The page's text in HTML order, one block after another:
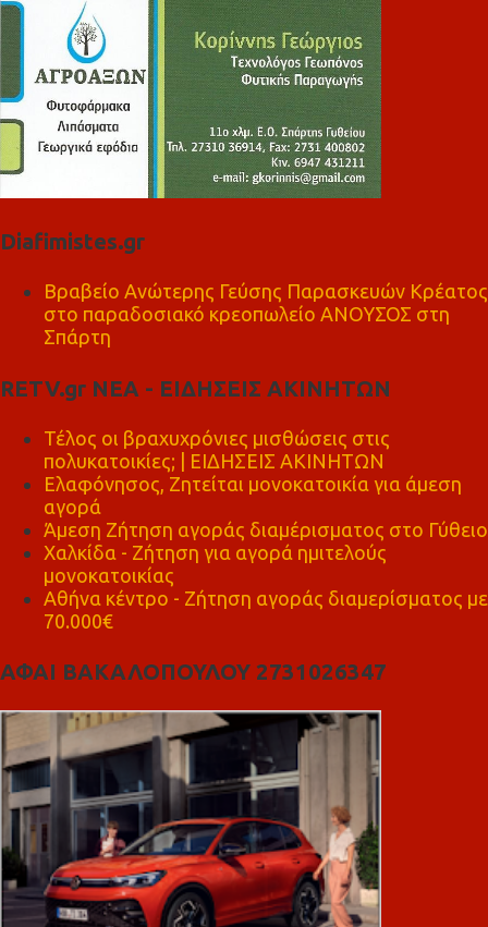
Diafimistes.gr
Βραβείο Ανώτερης Γεύσης Παρασκευών Κρέατος
στο παραδοσιακό κρεοπωλείο ΑΝΟΥΣΟΣ στη
Σπάρτη
RETV.gr ΝΕΑ - ΕΙΔΗΣΕΙΣ ΑΚΙΝΗΤΩΝ
Τέλος οι βραχυχρόνιες μισθώσεις στις
πολυκατοικίες; | ΕΙΔΗΣΕΙΣ ΑΚΙΝΗΤΩΝ
Ελαφόνησος, Ζητείται μονοκατοικία για άμεση
αγορά
Άμεση Ζήτηση αγοράς διαμέρισματος στο Γύθειο
Χαλκίδα - Ζήτηση για αγορά ημιτελούς
μονοκατοικίας
Αθήνα κέντρο - Ζήτηση αγοράς διαμερίσματος με
70.000€
ΑΦΑΙ ΒΑΚΑΛΟΠΟΥΛΟΥ 2731026347